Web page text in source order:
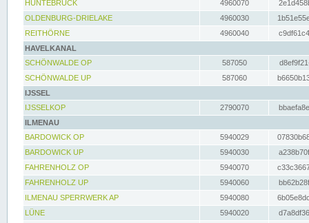
HUNTEBRÜCK
4960070
OLDENBURG-DRIELAKE
4960030
REITHÖRNE
4960040
HAVELKANAL
SCHÖNWALDE OP
587050
SCHÖNWALDE UP
587060
IJSSEL
IJSSELKOP
2790070
ILMENAU
BARDOWICK OP
5940029
BARDOWICK UP
5940030
FAHRENHOLZ OP
5940070
FAHRENHOLZ UP
5940060
ILMENAU SPERRWERK AP
5940080
LÜNE
5940020